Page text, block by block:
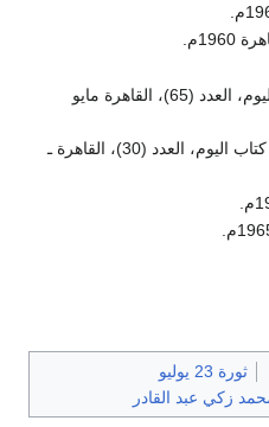
على حافة الخطيئة، كتاب اليوم، العدد (65)، القاهرة مايو
لستُ مسيحاً أغفر الخطايا، كتاب اليوم، العدد (30)، القاهرة ـ
ثورة 23 يوليو
زكي عبد القادر